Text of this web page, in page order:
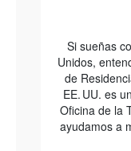
Si sueñas
Unidos,
de
EE. UU. es
Oficina de la
ayudamos a